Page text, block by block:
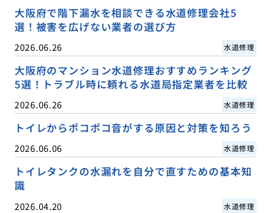
大阪府で階下漏水を相談できる水道修理会社5
選！被害を広げない業者の選び方
2026.06.26 水道修理
大阪府のマンション水道修理おすすめランキング
5選！トラブル時に頼れる水道局指定業者を比較
2026.06.26 水道修理
トイレからポコポコ音がする原因と対策を知ろう
2026.06.06 水道修理
トイレタンクの水漏れを自分で直すための基本知
識
2026.04.20 水道修理